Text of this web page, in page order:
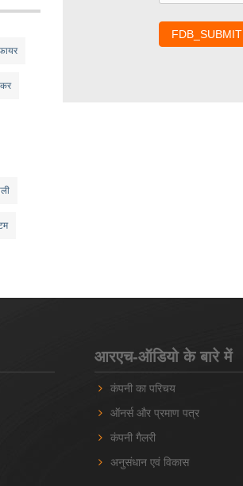
FDB_SUBMIT
आरएच-ऑडियो के बारे में
कंपनी का परिचय
ऑनर्स और प्रमाण पत्र
कंपनी गैलरी
अनुसंधान एवं विकास